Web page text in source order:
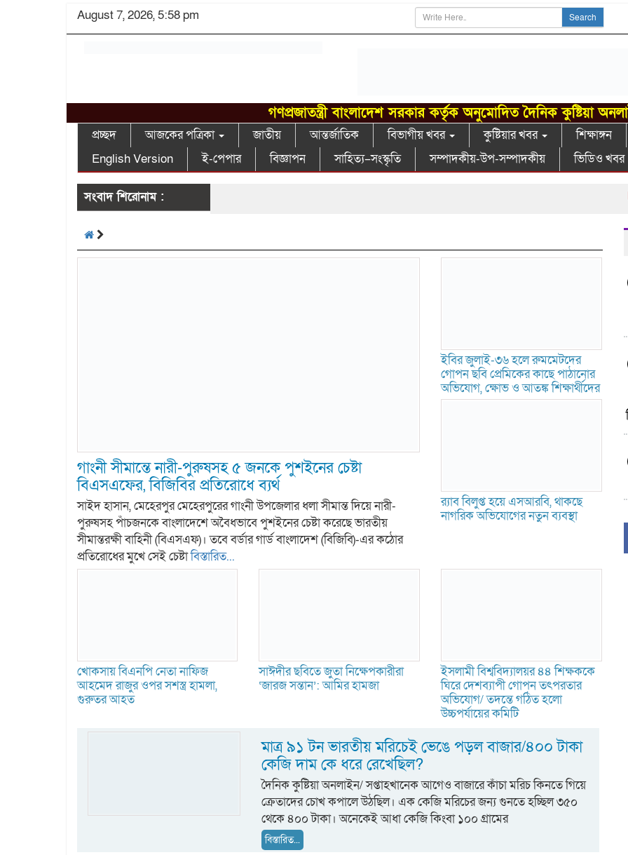
August 7, 2026, 5:58 pm Search
গণপ্রজাতন্ত্রী বাংলাদেশ সরকার কর্তৃক অনুমোদিত দৈনিক কুষ্টিয়া
প্রচ্ছদ আজকের পত্রিকা জাতীয় আন্তর্জাতিক বিভাগীয় খবর কুষ্টিয়ার খবর শিক্ষাঙ্গন
English Version
ই-পেপার বিজ্ঞাপন সাহিত্য–সংস্কৃতি সম্পাদকীয়-উপ-সম্পাদকীয় ভিডিও খবর
সংবাদ শিরোনাম :
গাংনী সীমান্তে নারী-পুরুষসহ ৫ জনকে পুশইনের চেষ্টা
বিএসএফের, বিজিবির প্রতিরোধে ব্যর্থ
সাইদ হাসান, মেহেরপুর মেহেরপুরের গাংনী উপজেলার ধলা সীমান্ত দিয়ে নারী-
পুরুষসহ পাঁচজনকে বাংলাদেশে অবৈধভাবে পুশইনের চেষ্টা করেছে ভারতীয়
সীমান্তরক্ষী বাহিনী (বিএসএফ)। তবে বর্ডার গার্ড বাংলাদেশ (বিজিবি)-এর কঠোর
প্রতিরোধের মুখে সেই চেষ্টাবিস্তারিত...
ইবির জুলাই-৩৬ হলে রুমমেটদের
গোপন ছবি প্রেমিকের কাছে পাঠানোর
অভিযোগ, ক্ষোভ ও আতঙ্ক শিক্ষার্থীদের
র‍্যাব বিলুপ্ত হয়ে এসআরবি, থাকছে
নাগরিক অভিযোগের নতুন ব্যবস্থা
খোকসায় বিএনপি নেতা নাফিজ
আহমেদ রাজুর ওপর সশস্ত্র হামলা,
গুরুতর আহত
সাঈদীর ছবিতে জুতা নিক্ষেপকারীরা
‘জারজ সন্তান’: আমির হামজা
ইসলামী বিশ্ববিদ্যালয়র ৪৪ শিক্ষককে
ঘিরে দেশব্যাপী গোপন তৎপরতার
অভিযোগ/ তদন্তে গঠিত হলো
উচ্চপর্যায়ের কমিটি
মাত্র ৯১ টন ভারতীয় মরিচেই ভেঙে পড়ল বাজার/৪০০ টাকা
কেজি দাম কে ধরে রেখেছিল?
দৈনিক কুষ্টিয়া অনলাইন/ সপ্তাহখানেক আগেও বাজারে কাঁচা মরিচ কিনতে গিয়ে
ক্রেতাদের চোখ কপালে উঠছিল। এক কেজি মরিচের জন্য গুনতে হচ্ছিল ৩৫০
থেকে ৪০০ টাকা। অনেকেই আধা কেজি কিংবা ১০০ গ্রামের
বিস্তারিত...